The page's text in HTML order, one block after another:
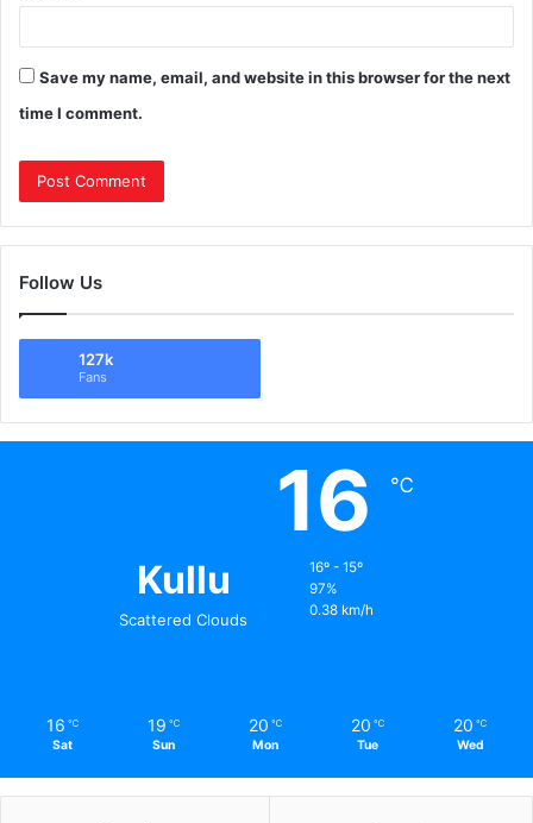
Save my name, email, and website in this browser for the next
time I comment.
Follow Us
127k
Fans
Kullu
Scattered Clouds
16 ℃
16º - 15º
97%
0.38 km/h
16 ℃
Sat
19 ℃
Sun
20 ℃
Mon
20 ℃
Tue
20 ℃
Wed